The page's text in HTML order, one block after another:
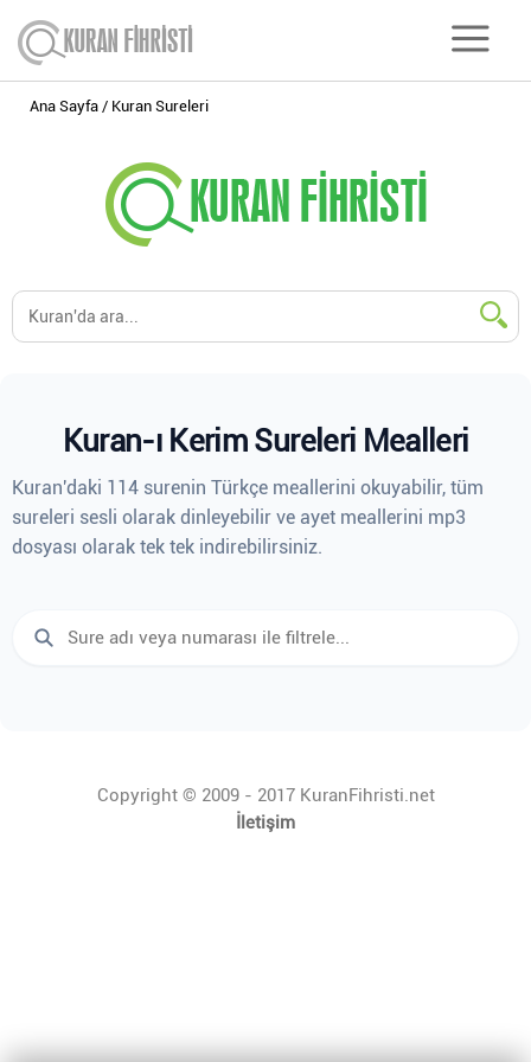
Ana Sayfa Kuran Sureleri
Kuran-ı Kerim Sureleri Mealleri
Kuran'daki 114 surenin Türkçe meallerini okuyabilir, tüm
sureleri sesli olarak dinleyebilir ve ayet meallerini mp3
dosyası olarak tek tek indirebilirsiniz.
Copyright © 2009 - 2017 KuranFihristi.net
İletişim